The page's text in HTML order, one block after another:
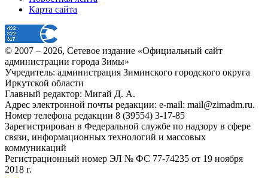
Карта сайта
© 2007 – 2026, Сетевое издание «Официальный сайт
администрации города Зимы»
Учредитель: администрация Зиминского городского округа
Иркутской области
Главный редактор: Мигай Д. А.
Адрес электронной почты редакции: e-mail: mail@zimadm.ru.
Номер телефона редакции 8 (39554) 3-17-85
Зарегистрирован в Федеральной службе по надзору в сфере
связи, информационных технологий и массовых
коммуникаций
Регистрационный номер ЭЛ № ФС 77-74235 от 19 ноября
2018 г.